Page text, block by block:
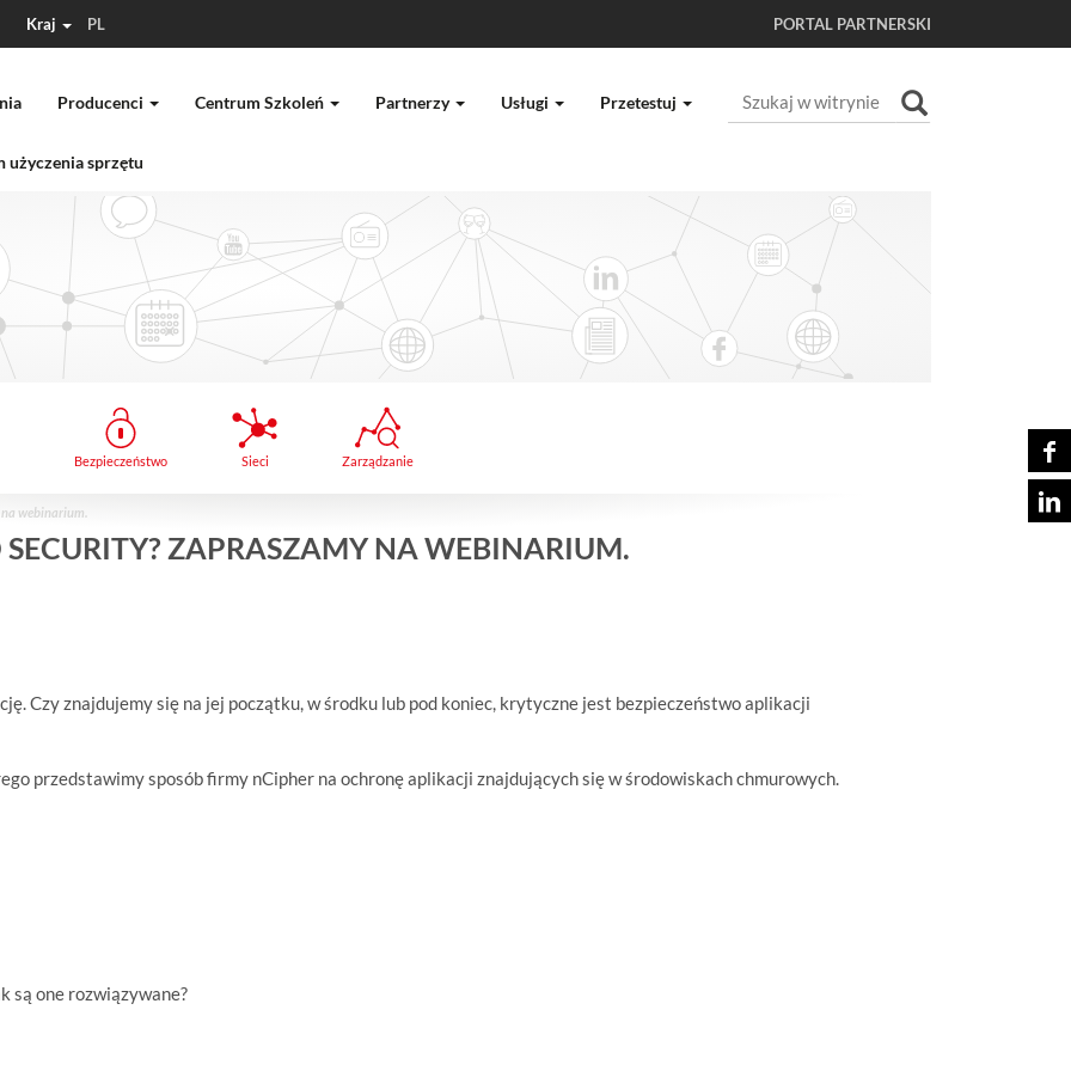
Kraj PL PORTAL PARTNERSKI
Producenci Centrum Szkoleń Partnerzy Usługi Przetestuj
użyczenia sprzętu
Szukaj
Bezpieczeństwo Sieci Zarządzanie
webinarium.
ZAPRASZAMY NA WEBINARIUM.
Czy znajdujemy się na jej początku, w środku lub pod koniec, krytyczne jest bezpieczeństwo aplikacji
przedstawimy sposób firmy nCipher na ochronę aplikacji znajdujących się w środowiskach chmurowych.
są one rozwiązywane?